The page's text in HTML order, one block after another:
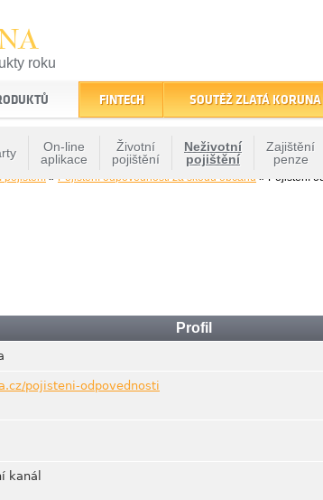
roku
trhu
On-line
aplikace
Životní
pojištění
Neživotní
pojištění
Zajištění
penze
FINTECH SOUTĚŽ ZLATÁ KORUNA
pojištění » Pojištění odpovědnosti za škodu občanů » Pojištění
Profil
pojisteni-odpovednosti
kanál